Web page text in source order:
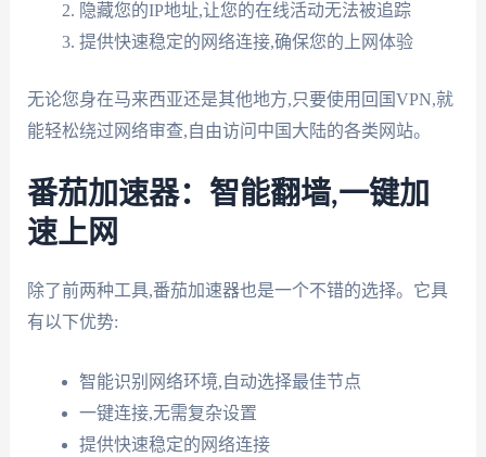
隐藏您的IP地址,让您的在线活动无法被追踪
提供快速稳定的网络连接,确保您的上网体验
无论您身在马来西亚还是其他地方,只要使用回国VPN,就
能轻松绕过网络审查,自由访问中国大陆的各类网站。
番茄加速器：智能翻墙,一键加
速上网
除了前两种工具,番茄加速器也是一个不错的选择。它具
有以下优势:
智能识别网络环境,自动选择最佳节点
一键连接,无需复杂设置
提供快速稳定的网络连接